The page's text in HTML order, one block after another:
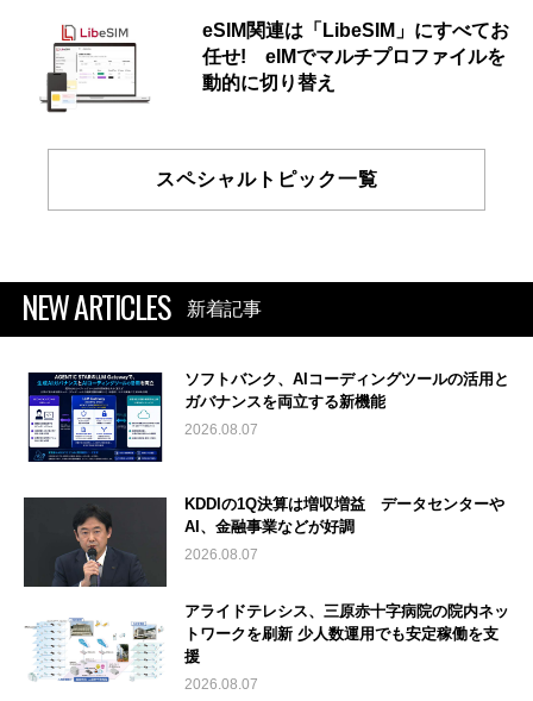
eSIM関連は「LibeSIM」にすべてお
任せ! eIMでマルチプロファイルを
動的に切り替え
スペシャルトピック一覧
NEW ARTICLES 新着記事
ソフトバンク、AIコーディングツールの活用と
ガバナンスを両立する新機能
2026.08.07
KDDIの1Q決算は増収増益 データセンターや
AI、金融事業などが好調
2026.08.07
アライドテレシス、三原赤十字病院の院内ネッ
トワークを刷新 少人数運用でも安定稼働を支
援
2026.08.07